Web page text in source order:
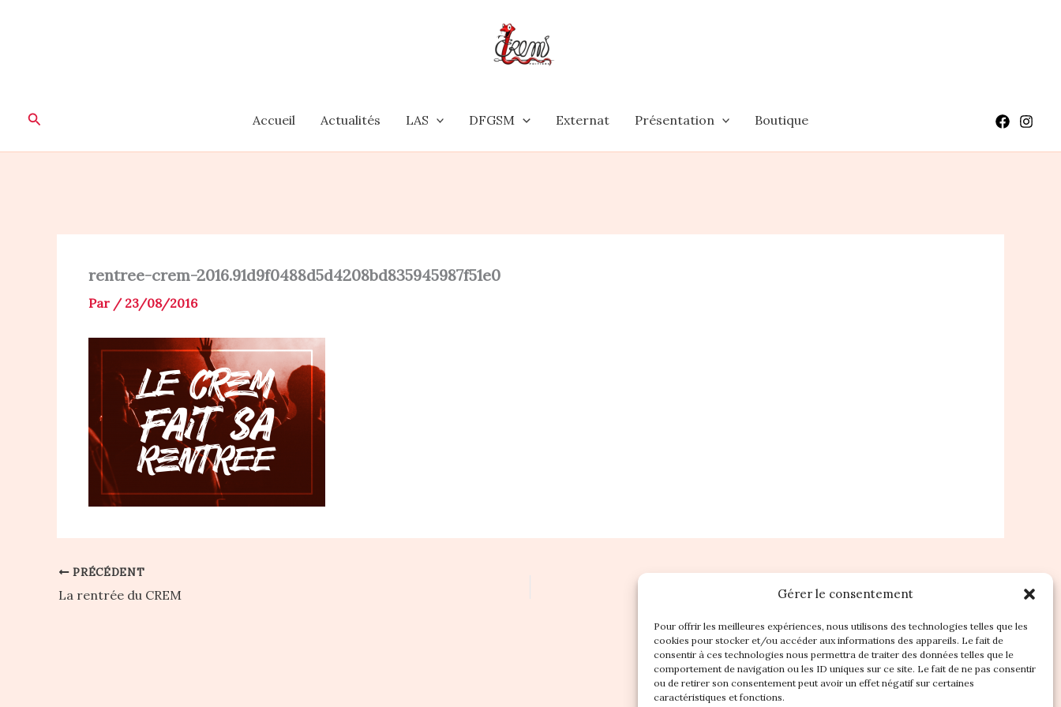
Gérer le consentement
Pour offrir les meilleures expériences, nous utilisons des technologies telles que les
cookies pour stocker et/ou accéder aux informations des appareils. Le fait de
consentir à ces technologies nous permettra de traiter des données telles que le
comportement de navigation ou les ID uniques sur ce site. Le fait de ne pas consentir
ou de retirer son consentement peut avoir un effet négatif sur certaines
caractéristiques et fonctions.
Rechercher Accueil Actualités LAS DFGSM Externat Présentation Boutique
rentree-crem-2016.91d9f0488d5d4208bd835945987f51e0
Par / 23/08/2016
PRÉCÉDENT
La rentrée du CREM